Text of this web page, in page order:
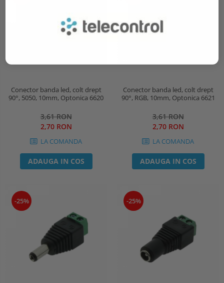
Conector banda led, colt drept
90°, 5050, 10mm, Optonica 6620
3,61 RON
2,70 RON
LA COMANDA
ADAUGA IN COS
Conector banda led, colt drept
90°, RGB, 10mm, Optonica 6621
3,61 RON
2,70 RON
LA COMANDA
ADAUGA IN COS
-25% -25%